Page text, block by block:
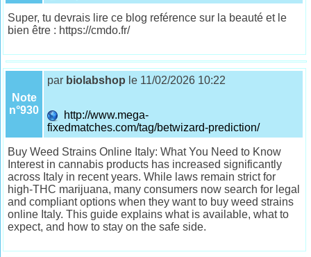
Super, tu devrais lire ce blog reférence sur la beauté et le
bien être : https://cmdo.fr/
Note
n°930
par biolabshop le 11/02/2026 10:22
http://www.mega-
fixedmatches.com/tag/betwizard-prediction/
Buy Weed Strains Online Italy: What You Need to Know
Interest in cannabis products has increased significantly
across Italy in recent years. While laws remain strict for
high-THC marijuana, many consumers now search for legal
and compliant options when they want to buy weed strains
online Italy. This guide explains what is available, what to
expect, and how to stay on the safe side.